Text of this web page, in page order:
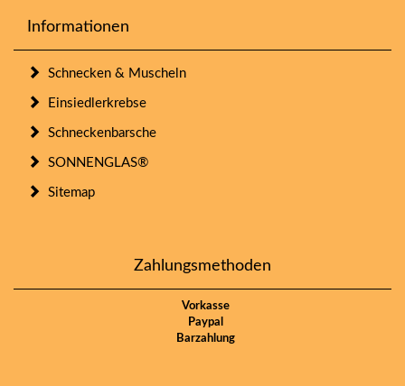
Informationen
Schnecken & Muscheln
Einsiedlerkrebse
Schneckenbarsche
SONNENGLAS®
Sitemap
Zahlungsmethoden
Vorkasse
Paypal
Barzahlung